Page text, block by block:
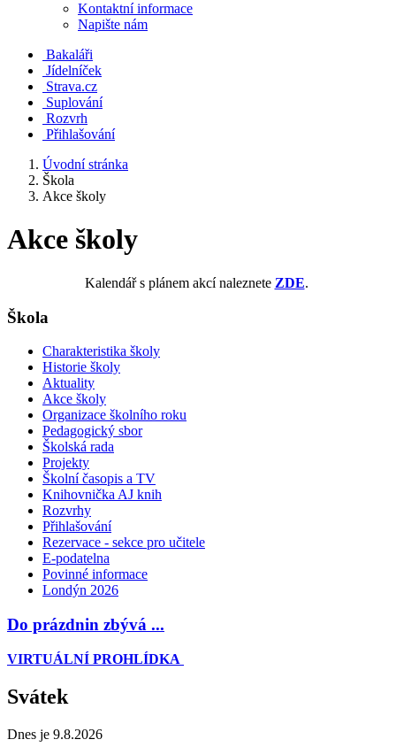
Kontaktní informace
Napište nám
Bakaláři
Jídelníček
Strava.cz
Suplování
Rozvrh
Přihlašování
Úvodní stránka
Škola
Akce školy
Akce školy
Kalendář s plánem akcí naleznete ZDE.
Škola
Charakteristika školy
Historie školy
Aktuality
Akce školy
Organizace školního roku
Pedagogický sbor
Školská rada
Projekty
Školní časopis a TV
Knihovnička AJ knih
Rozvrhy
Přihlašování
Rezervace - sekce pro učitele
E-podatelna
Povinné informace
Londýn 2026
Do prázdnin zbývá ...
VIRTUÁLNÍ PROHLÍDKA
Svátek
Dnes je 9.8.2026